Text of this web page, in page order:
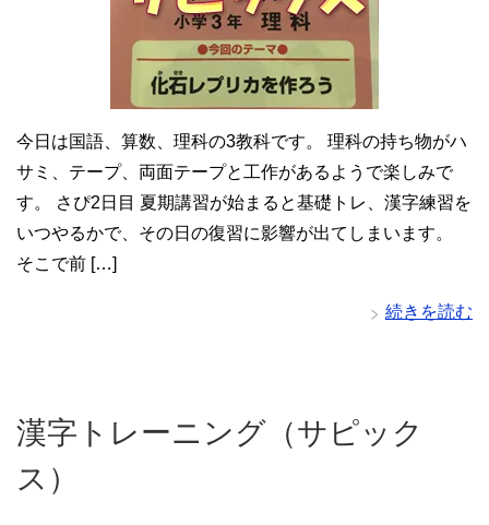
今日は国語、算数、理科の3教科です。 理科の持ち物がハ
サミ、テープ、両面テープと工作があるようで楽しみで
す。 さぴ2日目 夏期講習が始まると基礎トレ、漢字練習を
いつやるかで、その日の復習に影響が出てしまいます。
そこで前 […]
続きを読む
漢字トレーニング（サピック
ス）